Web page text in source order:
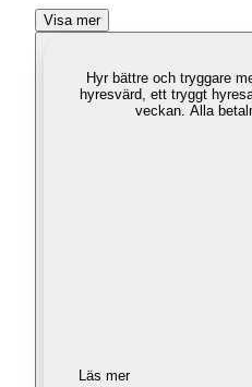
Visa mer
Hyr bättre och tryggare
hyresvärd, ett tryggt
veckan. Alla
Läs mer